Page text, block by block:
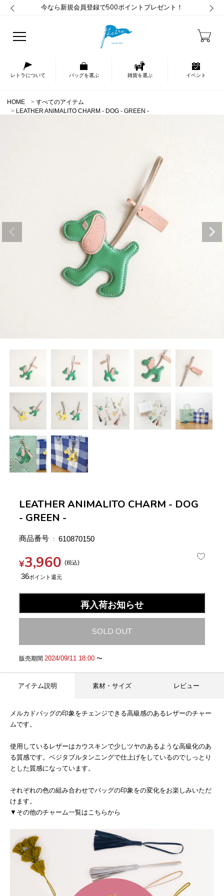
今なら新規会員登録で500ポイントプレゼント！
レトラについて バッグを選ぶ 雑貨を選ぶ イベント
HOME
すべてのアイテム
LEATHER ANIMALITO CHARM - DOG - GREEN -
LEATHER ANIMALITO CHARM - DOG
- GREEN -
商品番号 610870150
¥3,960 税込
36
再入荷お知らせ
SOLD OUT
販売期間 2024/09/11 18:00〜
アイテム説明 素材・サイズ レビュー
メルカドバッグの印象をチェンジできる高級感のあるレザーのチャー
ムです。
使用しているレザーはカウスキンで少しツヤのあるような高級化のあ
る質感です。ベジタブルタンニングで仕上げをしているのでしっとり
とした質感になっています。
それぞれの色の組み合わせでバッグの印象をの変化をお楽しみいただ
けます。
▼その他のチャーム一覧はこちらから